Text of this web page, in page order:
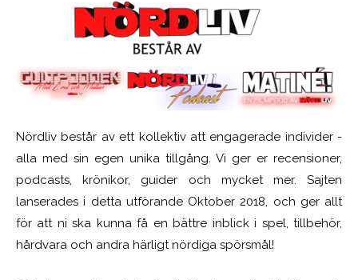
Nördliv består av ett kollektiv att engagerade individer -
alla med sin egen unika tillgång. Vi ger er recensioner,
podcasts, krönikor, guider och mycket mer. Sajten
lanserades i detta utförande Oktober 2018, och ger allt
för att ni ska kunna få en bättre inblick i spel, tillbehör,
hårdvara och andra härligt nördiga spörsmål!